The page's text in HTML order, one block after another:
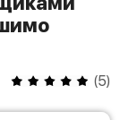
(5)